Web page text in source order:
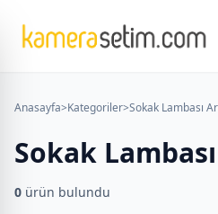
Anasayfa>Kategoriler>Sokak Lambası
Sokak
0 ürün bulundu